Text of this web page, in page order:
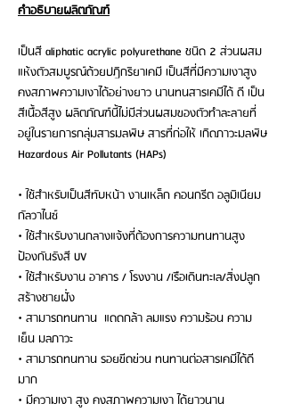
คำอธิบายผลิตภัณฑ์
เป็นสี aliphatic acrylic polyurethane ชนิด 2 ส่วนผสม
แห้งตัวสมบูรณ์ด้วยปฏิกริยาเคมี เป็นสีที่มีความเงาสูง
คงสภาพความเงาได้อย่างยาว นานทนสารเคมีได้ ดี เป็น
สีเนื้อสีสูง ผลิตภัณฑ์นี้ไม่มีส่วนผสมของตัวทําละลายที่
อยู่ในรายการกลุ่มสารมลพิษ สารที่ก่อให้ เกิดภาวะมลพิษ
Hazardous Air Pollutants (HAPs)
• ใช้สำหรับเป็นสีทับหน้า งานเหล็ก คอนกรีต อลูมิเนียม
กัลวาไนซ์
• ใช้สำหรับงานกลางแจ้งที่ต้องการความทนทานสูง
ป้องกันรังสี UV
• ใช้สำหรับงาน อาคาร / โรงงาน /เรือเดินทะเล/สิ่งปลูก
สร้างชายฝั่ง
• สามารถทนทาน แดดกล้า ลมแรง ความร้อน ความ
เย็น มลภาวะ
• สามารถทนทาน รอยขีดข่วน ทนทานต่อสารเคมีได้ดี
มาก
• มีความเงา สูง คงสภาพความเงา ได้ยาวนาน